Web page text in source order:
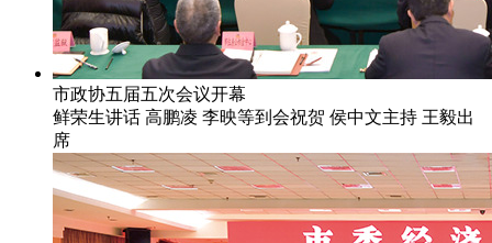
市政协五届五次会议开幕
鲜荣生讲话 高鹏凌 李映等到会祝贺 侯中文主持 王毅出
席